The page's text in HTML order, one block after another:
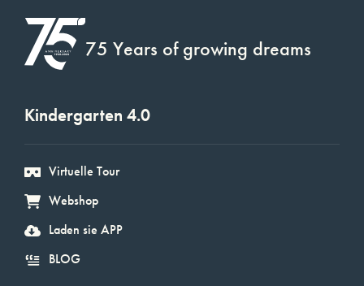
75 Years of growing dreams
Kindergarten 4.0
Virtuelle Tour
Webshop
Laden sie APP
BLOG